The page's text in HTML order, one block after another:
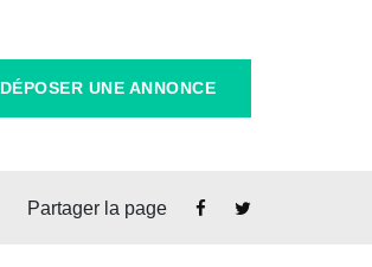
DÉPOSER UNE ANNONCE
Partager la page